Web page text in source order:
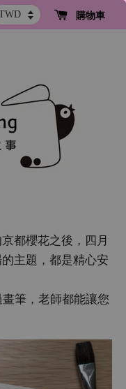
購物車
都櫻花之後，四月
主題，都是精心安
筆，老師都能讓您